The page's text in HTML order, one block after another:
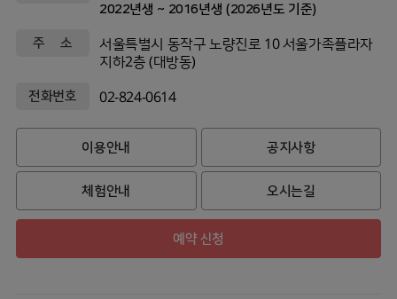
2022년생 ~ 2016년생 (2026년도 기준)
주 소
서울특별시 동작구 노량진로 10 서울가족플라자
지하2층 (대방동)
전화번호 02-824-0614
이용안내 공지사항
체험안내 오시는길
예약 신청